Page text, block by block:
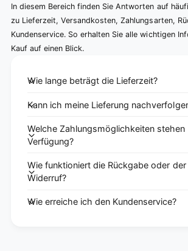
In diesem Bereich finden Sie Antworten auf
zu Lieferzeit, Versandkosten, Zahlungsarten,
Kundenservice. So erhalten Sie alle wichtigen
Kauf auf einen Blick.
Wie lange beträgt die Lieferzeit?
Kann ich meine Lieferung
Welche Zahlungsmöglichkeiten stehen
Verfügung?
Wie funktioniert die Rückgabe oder der
Widerruf?
Wie erreiche ich den Kundenservice?